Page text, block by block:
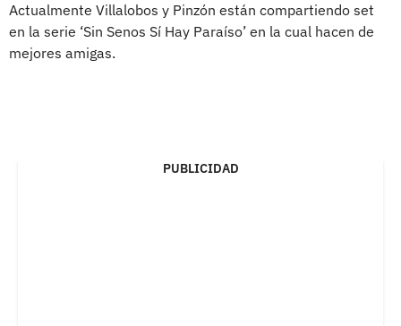
Actualmente Villalobos y Pinzón están compartiendo set
en la serie ‘Sin Senos Sí Hay Paraíso’ en la cual hacen de
mejores amigas.
PUBLICIDAD